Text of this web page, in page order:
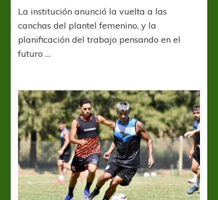
Deportiva
regresa
al
Fútbol
La institución anunció la vuelta a las
canchas del plantel femenino, y la
planificación del trabajo pensando en el
futuro …